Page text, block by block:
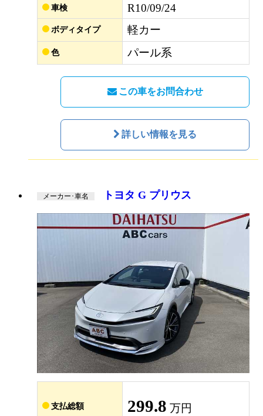
車検 R10/09/24
ボディタイプ 軽カー
色 パール系
この車をお問合わせ
詳しい情報を見る
メーカー･車名 トヨタ G プリウス
支払総額 299.8 万円